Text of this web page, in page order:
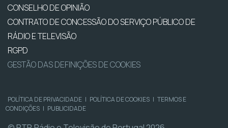
CONSELHO DE OPINIÃO
CONTRATO DE CONCESSÃO DO SERVIÇO PÚBLICO DE
RÁDIO E TELEVISÃO
RGPD
GESTÃO DAS DEFINIÇÕES DE COOKIES
POLÍTICA DE PRIVACIDADE | POLÍTICA DE COOKIES | TERMOS E
CONDIÇÕES | PUBLICIDADE